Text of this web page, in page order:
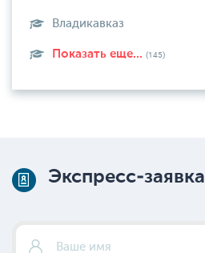
Владикавказ
Показать еще... (145)
Экспресс-заявка